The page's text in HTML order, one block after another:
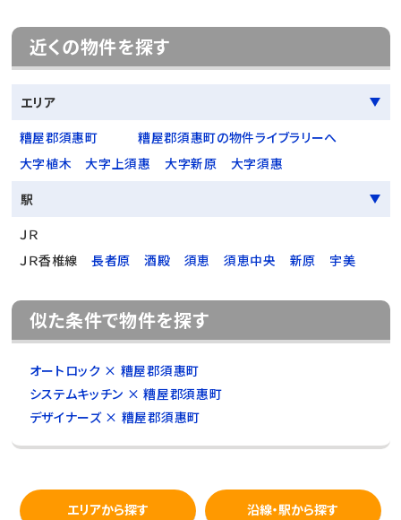
近くの物件を探す
エリア
糟屋郡須惠町
糟屋郡須惠町の物件ライブラリーへ
大字植木
大字上須惠 大字新原
大字須惠
駅
ＪＲ
ＪＲ香椎線
長者原 酒殿 須恵 須恵中央 新原 宇美
似た条件で物件を探す
オートロック × 糟屋郡須惠町
システムキッチン × 糟屋郡須惠町
デザイナーズ × 糟屋郡須惠町
エリアから探す 沿線・駅から探す